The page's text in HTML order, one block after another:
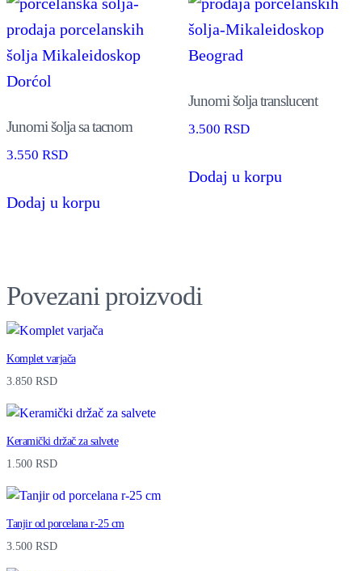
Junomi šolja sa tacnom
3.550 RSD
Dodaj u korpu
Junomi šolja translucent
3.500 RSD
Dodaj u korpu
Povezani proizvodi
Komplet varjača
3.850 RSD
Keramički držač za salvete
1.500 RSD
Tanjir od porcelana r-25 cm
3.500 RSD